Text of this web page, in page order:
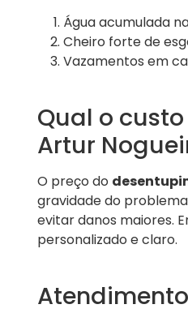
Água acumulada
Cheiro forte de
Vazamentos em
Qual o
Artur
O preço do
gravidade do
evitar danos maiores.
personalizado e claro.